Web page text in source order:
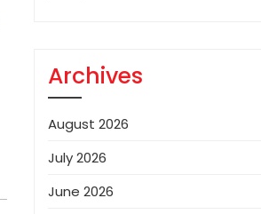
Archives
August 2026
July 2026
June 2026